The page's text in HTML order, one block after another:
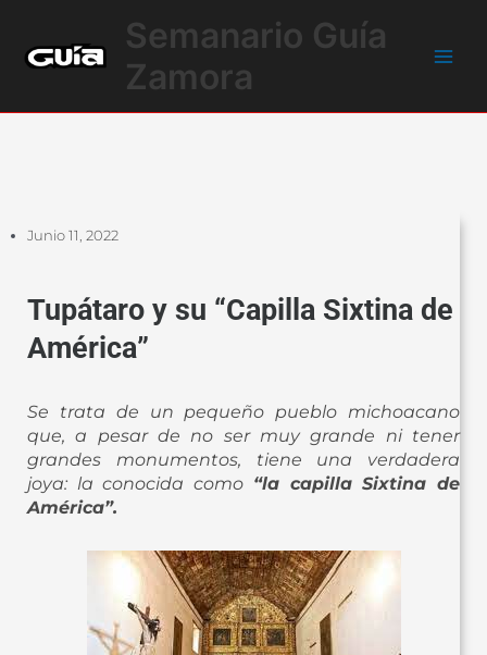
contenido
Semanario Guía
Zamora
Junio 11, 2022
Tupátaro y su “Capilla Sixtina de
América”
Se trata de un pequeño pueblo michoacano
que, a pesar de no ser muy grande ni tener
grandes monumentos, tiene una verdadera
joya: la conocida como “la capilla Sixtina de
América”.